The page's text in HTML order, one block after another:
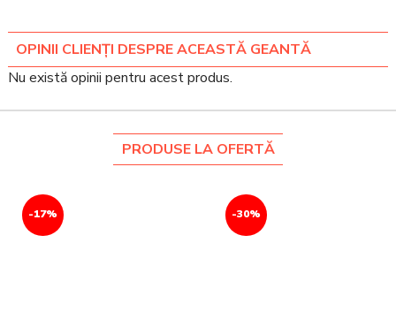
OPINII CLIENȚI DESPRE ACEASTĂ GEANTĂ
Nu există opinii pentru acest produs.
PRODUSE LA OFERTĂ
-17% -30%